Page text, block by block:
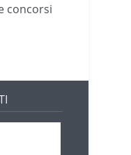
concorsi